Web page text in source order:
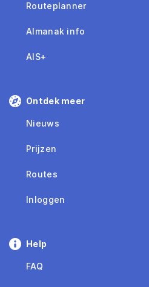
Routeplanner
Almanak info
AIS+
Ontdek meer
Nieuws
Prijzen
Routes
Inloggen
Help
FAQ